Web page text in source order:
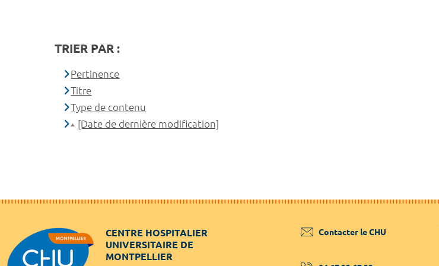
TRIER PAR :
Pertinence
Titre
Type de contenu
[Date de dernière modification]
CENTRE HOSPITALIER
UNIVERSITAIRE DE
MONTPELLIER
Contacter le CHU